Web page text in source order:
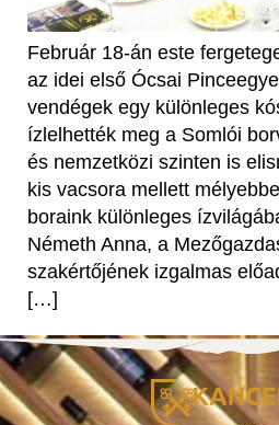
Február 18-án este
az idei első Ócsai
vendégek egy különleges
ízlelhették meg a Somlói
és nemzetközi szinten is
kis vacsora mellett
boraink különleges
Németh Anna, a
szakértőjének izgalmas
[…]